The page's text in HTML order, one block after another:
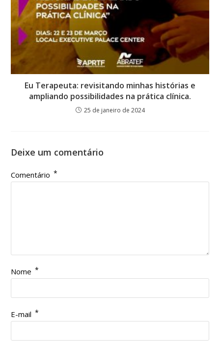
Eu Terapeuta: revisitando minhas histórias e
ampliando possibilidades na prática clínica.
25 de janeiro de 2024
Deixe um comentário
Comentário *
Nome *
E-mail *